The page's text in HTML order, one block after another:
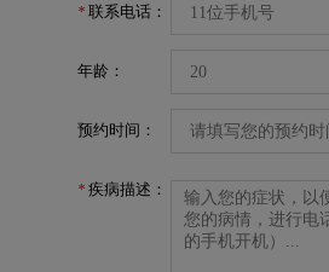
* 联系电话：
年龄：
预约时间：
* 疾病描述：